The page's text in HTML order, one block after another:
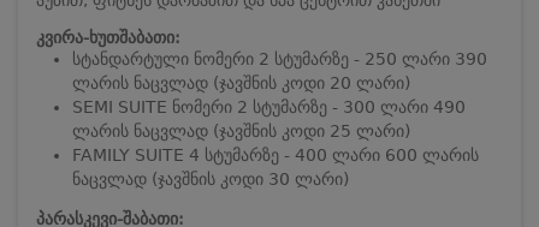
კვირა-ხუთშაბათი:
სტანდარტული ნომერი 2 სტუმარზე - 250 ლარი 390
ლარის ნაცვლად (ჯავშნის კოდი 20 ლარი)
SEMI SUITE ნომერი 2 სტუმარზე - 300 ლარი 490
ლარის ნაცვლად (ჯავშნის კოდი 25 ლარი)
FAMILY SUITE 4 სტუმარზე - 400 ლარი 600 ლარის
ნაცვლად (ჯავშნის კოდი 30 ლარი)
პარასკევი-შაბათი: